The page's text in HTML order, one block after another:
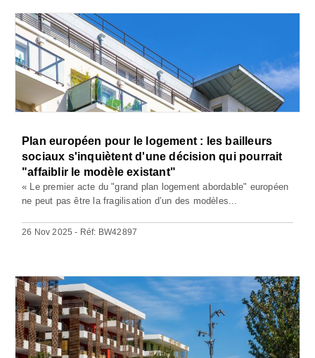
Plan européen pour le logement : les bailleurs
sociaux s'inquiètent d'une décision qui pourrait
"affaiblir le modèle existant"
« Le premier acte du "grand plan logement abordable" européen
ne peut pas être la fragilisation d’un des modèles...
26 Nov 2025 - Réf: BW42897